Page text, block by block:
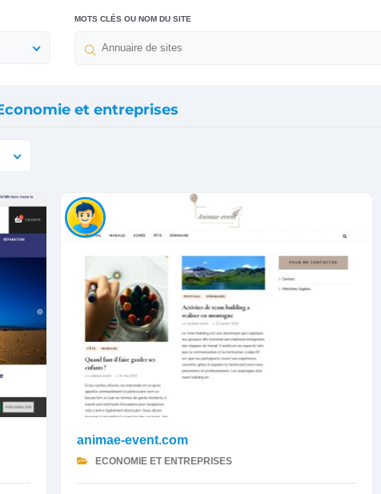
MOTS CLÉS OU NOM DU SITE
et entreprises
animae-event.com
ECONOMIE ET ENTREPRISES